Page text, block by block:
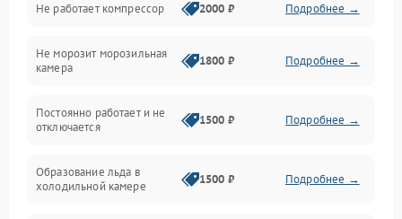
Электропитание
Дренаж
Не работает компрессор 2000 ₽ Подробнее →
Не морозит морозильная
камера
1800 ₽ Подробнее →
Постоянно работает и не
отключается
1500 ₽ Подробнее →
Образование льда в
холодильной камере
1500 ₽ Подробнее →